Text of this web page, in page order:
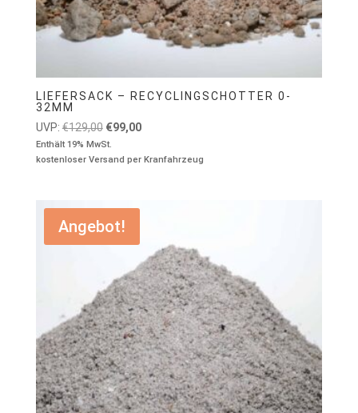
LIEFERSACK – RECYCLINGSCHOTTER 0-
32MM
UVP: €129,00 Ursprünglicher
Preis
war:
€99,00Aktueller
ist:
Enthält 19% MwSt.
kostenloser Versand per Kranfahrzeug
Angebot!